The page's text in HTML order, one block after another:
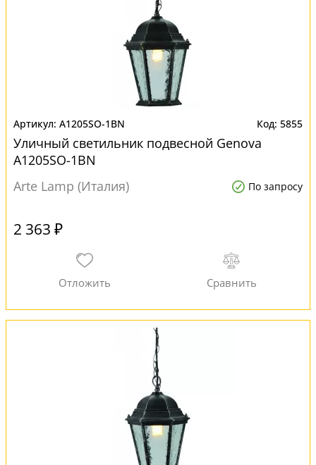
A1205SO-1BN 5855
Уличный светильник подвесной Genova
A1205SO-1BN
Arte Lamp (Италия)
По запросу
2 363 ₽